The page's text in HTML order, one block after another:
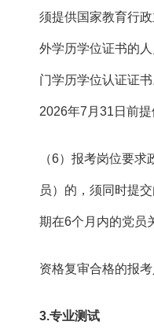
须提供国家教育行
外学历学位证书的
门学历学位认证证
2026年7月31日前提
（6）报考岗位要
员）的，须同时提
期在6个月内的党员
资格复审合格的报
3.专业测试